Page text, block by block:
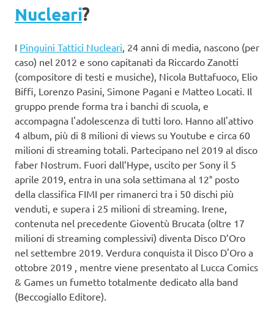
Nucleari?
I Pinguini Tattici Nucleari, 24 anni di media, nascono (per
caso) nel 2012 e sono capitanati da Riccardo Zanotti
(compositore di testi e musiche), Nicola Buttafuoco, Elio
Biffi, Lorenzo Pasini, Simone Pagani e Matteo Locati. Il
gruppo prende forma tra i banchi di scuola, e
accompagna l'adolescenza di tutti loro. Hanno all'attivo
4 album, più di 8 milioni di views su Youtube e circa 60
milioni di streaming totali. Partecipano nel 2019 al disco
faber Nostrum. Fuori dall’Hype, uscito per Sony il 5
aprile 2019, entra in una sola settimana al 12° posto
della classifica FIMI per rimanerci tra i 50 dischi più
venduti, e supera i 25 milioni di streaming. Irene,
contenuta nel precedente Gioventù Brucata (oltre 17
milioni di streaming complessivi) diventa Disco D’Oro
nel settembre 2019. Verdura conquista il Disco D'Oro a
ottobre 2019 , mentre viene presentato al Lucca Comics
& Games un fumetto totalmente dedicato alla band
(Beccogiallo Editore).